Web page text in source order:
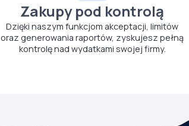
Zakupy pod kontrolą
Dzięki naszym funkcjom akceptacji, limitów
oraz generowania raportów, zyskujesz pełną
kontrolę nad wydatkami swojej firmy.